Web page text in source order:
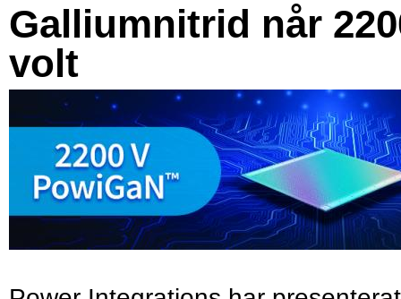
Galliumnitrid når
volt